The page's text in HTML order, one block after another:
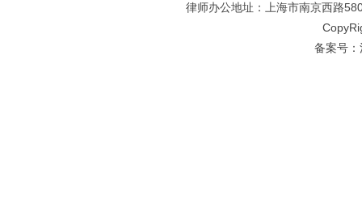
律师办公地址：上海市南京西路
备案号：